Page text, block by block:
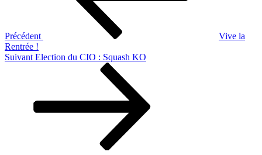
Précédent
Vive la
Rentrée !
Article
Suivant Election du CIO : Squash KO